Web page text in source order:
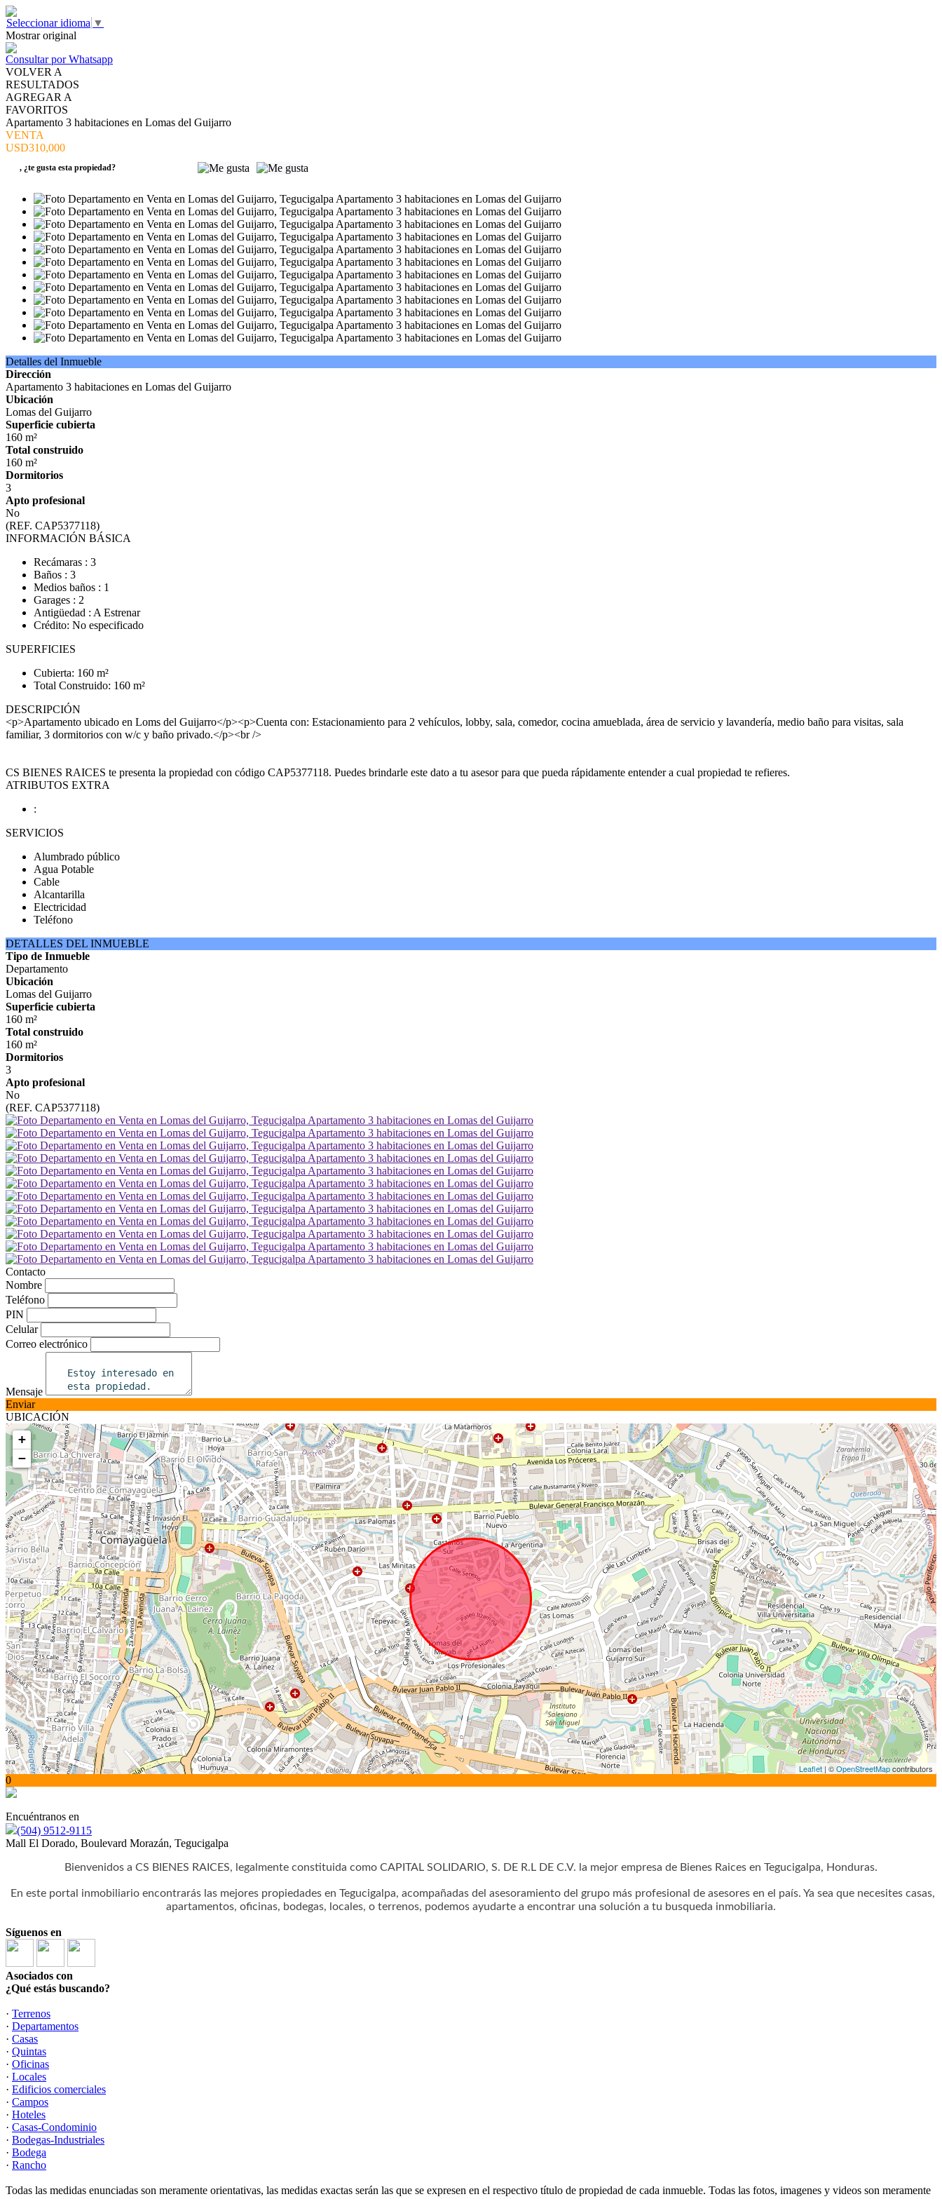
Seleccionar idioma ▼
Mostrar original
Consultar por Whatsapp
VOLVER A
RESULTADOS
AGREGAR A
FAVORITOS
Apartamento 3 habitaciones en Lomas del Guijarro
VENTA
USD310,000
, ¿te gusta esta propiedad?
Detalles del Inmueble
Dirección
Apartamento 3 habitaciones en Lomas del Guijarro
Ubicación
Lomas del Guijarro
Superficie cubierta
160 m²
Total construido
160 m²
Dormitorios
3
Apto profesional
No
(REF. CAP5377118)
INFORMACIÓN BÁSICA
Recámaras : 3
Baños : 3
Medios baños : 1
Garages : 2
Antigüedad : A Estrenar
Crédito: No especificado
SUPERFICIES
Cubierta: 160 m²
Total Construido: 160 m²
DESCRIPCIÓN
<p>Apartamento ubicado en Loms del Guijarro</p><p>Cuenta con: Estacionamiento para 2 vehículos, lobby, sala, comedor, cocina amueblada, área de servicio y lavandería, medio baño para visitas, sala
familiar, 3 dormitorios con w/c y baño privado.</p><br />
CS BIENES RAICES te presenta la propiedad con código CAP5377118. Puedes brindarle este dato a tu asesor para que pueda rápidamente entender a cual propiedad te refieres.
ATRIBUTOS EXTRA
:
SERVICIOS
Alumbrado público
Agua Potable
Cable
Alcantarilla
Electricidad
Teléfono
DETALLES DEL INMUEBLE
Tipo de Inmueble
Departamento
Ubicación
Lomas del Guijarro
Superficie cubierta
160 m²
Total construido
160 m²
Dormitorios
3
Apto profesional
No
(REF. CAP5377118)
Contacto
Nombre
Teléfono
PIN
Celular
Correo electrónico
Mensaje
Enviar
UBICACIÓN
+
−
Leaflet| ©OpenStreetMapcontributors
0
Encuéntranos en
(504) 9512-9115
Mall El Dorado, Boulevard Morazán, Tegucigalpa
Bienvenidos a CS BIENES RAICES, legalmente constituida como CAPITAL SOLIDARIO, S. DE R.L DE C.V. la mejor empresa de Bienes Raices en Tegucigalpa, Honduras.
En este portal inmobiliario encontrarás las mejores propiedades en Tegucigalpa, acompañadas del asesoramiento del grupo más profesional de asesores en el país. Ya sea que necesites casas,
apartamentos, oficinas, bodegas, locales, o terrenos, podemos ayudarte a encontrar una solución a tu busqueda inmobiliaria.
Síguenos en
Asociados con
¿Qué estás buscando?
· Terrenos
· Departamentos
· Casas
· Quintas
· Oficinas
· Locales
· Edificios comerciales
· Campos
· Hoteles
· Casas-Condominio
· Bodegas-Industriales
· Bodega
· Rancho
Todas las medidas enunciadas son meramente orientativas, las medidas exactas serán las que se expresen en el respectivo título de propiedad de cada inmueble. Todas las fotos, imagenes y videos son meramente